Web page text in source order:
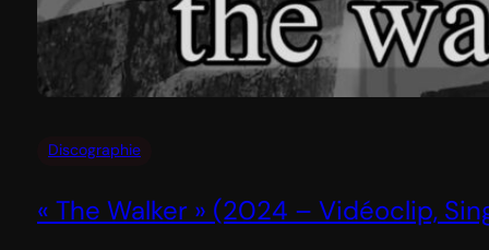
Discographie
« The Walker » (2024 – Vidéoclip,